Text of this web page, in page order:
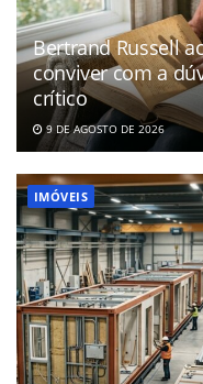
Bertrand Russell
conviver com a
crítico
9 DE AGOSTO DE 2026
IMÓVEIS